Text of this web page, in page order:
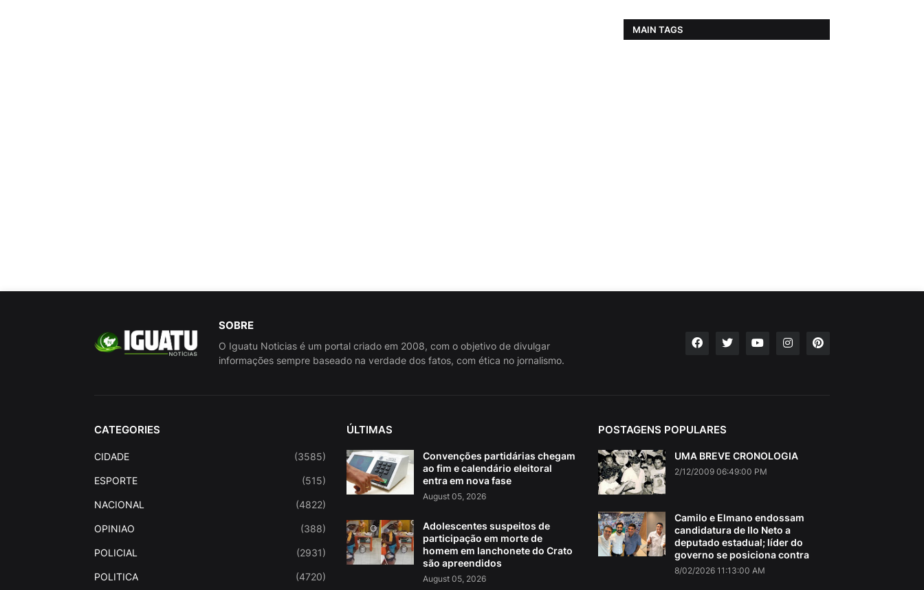
MAIN TAGS
SOBRE
O Iguatu Noticias é um portal criado em 2008, com o objetivo de divulgar
informações sempre baseado na verdade dos fatos, com ética no jornalismo.
CATEGORIES
CIDADE (3585)
ESPORTE (515)
NACIONAL (4822)
OPINIAO (388)
POLICIAL (2931)
POLITICA (4720)
ÚLTIMAS
Convenções partidárias chegam
ao fim e calendário eleitoral
entra em nova fase
August 05, 2026
Adolescentes suspeitos de
participação em morte de
homem em lanchonete do Crato
são apreendidos
August 05, 2026
POSTAGENS POPULARES
UMA BREVE CRONOLOGIA
2/12/2009 06:49:00 PM
Camilo e Elmano endossam
candidatura de Ilo Neto a
deputado estadual; líder do
governo se posiciona contra
8/02/2026 11:13:00 AM